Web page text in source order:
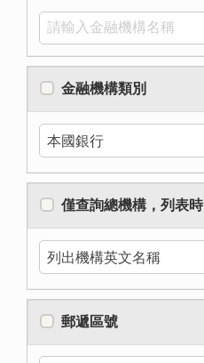
金融機構類別
僅查詢總機構，列表時
郵遞區號